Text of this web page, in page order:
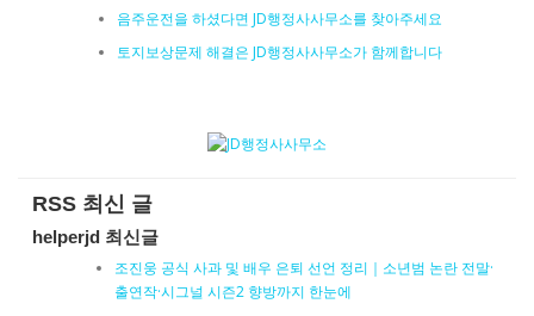
음주운전을 하셨다면 JD행정사사무소를 찾아주세요
토지보상문제 해결은 JD행정사사무소가 함께합니다
RSS 최신 글
helperjd 최신글
조진웅 공식 사과 및 배우 은퇴 선언 정리｜소년범 논란 전말·
출연작·시그널 시즌2 향방까지 한눈에